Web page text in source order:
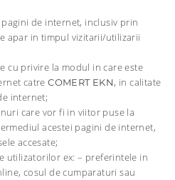
de internet, inclusiv prin
apar in timpul vizitarii/utilizarii
cu privire la modul in care este
catreCOMERT EKN, in calitate
internet;
care vor fi in viitor puse la
acestei pagini de internet,
accesate;
utilizatorilor ex: – preferintele in
cosul de cumparaturi sau